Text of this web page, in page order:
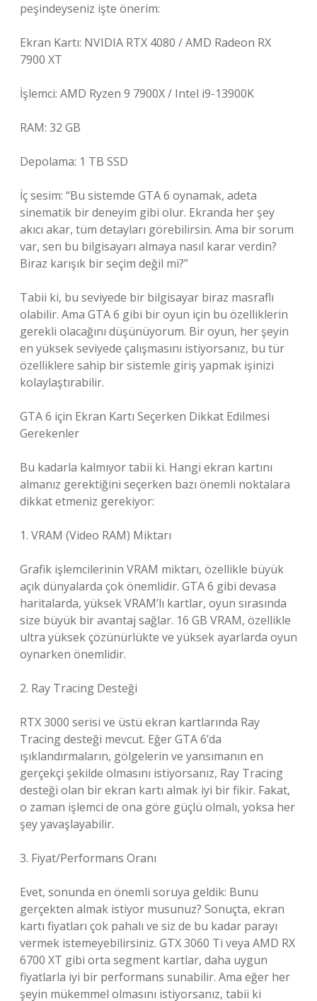
peşindeyseniz işte önerim:
Ekran Kartı: NVIDIA RTX 4080 / AMD Radeon RX
7900 XT
İşlemci: AMD Ryzen 9 7900X / Intel i9-13900K
RAM: 32 GB
Depolama: 1 TB SSD
İç sesim: “Bu sistemde GTA 6 oynamak, adeta
sinematik bir deneyim gibi olur. Ekranda her şey
akıcı akar, tüm detayları görebilirsin. Ama bir sorum
var, sen bu bilgisayarı almaya nasıl karar verdin?
Biraz karışık bir seçim değil mi?”
Tabii ki, bu seviyede bir bilgisayar biraz masraflı
olabilir. Ama GTA 6 gibi bir oyun için bu özelliklerin
gerekli olacağını düşünüyorum. Bir oyun, her şeyin
en yüksek seviyede çalışmasını istiyorsanız, bu tür
özelliklere sahip bir sistemle giriş yapmak işinizi
kolaylaştırabilir.
GTA 6 için Ekran Kartı Seçerken Dikkat Edilmesi
Gerekenler
Bu kadarla kalmıyor tabii ki. Hangi ekran kartını
almanız gerektiğini seçerken bazı önemli noktalara
dikkat etmeniz gerekiyor:
1. VRAM (Video RAM) Miktarı
Grafik işlemcilerinin VRAM miktarı, özellikle büyük
açık dünyalarda çok önemlidir. GTA 6 gibi devasa
haritalarda, yüksek VRAM’lı kartlar, oyun sırasında
size büyük bir avantaj sağlar. 16 GB VRAM, özellikle
ultra yüksek çözünürlükte ve yüksek ayarlarda oyun
oynarken önemlidir.
2. Ray Tracing Desteği
RTX 3000 serisi ve üstü ekran kartlarında Ray
Tracing desteği mevcut. Eğer GTA 6’da
ışıklandırmaların, gölgelerin ve yansımanın en
gerçekçi şekilde olmasını istiyorsanız, Ray Tracing
desteği olan bir ekran kartı almak iyi bir fikir. Fakat,
o zaman işlemci de ona göre güçlü olmalı, yoksa her
şey yavaşlayabilir.
3. Fiyat/Performans Oranı
Evet, sonunda en önemli soruya geldik: Bunu
gerçekten almak istiyor musunuz? Sonuçta, ekran
kartı fiyatları çok pahalı ve siz de bu kadar parayı
vermek istemeyebilirsiniz. GTX 3060 Ti veya AMD RX
6700 XT gibi orta segment kartlar, daha uygun
fiyatlarla iyi bir performans sunabilir. Ama eğer her
şeyin mükemmel olmasını istiyorsanız, tabii ki